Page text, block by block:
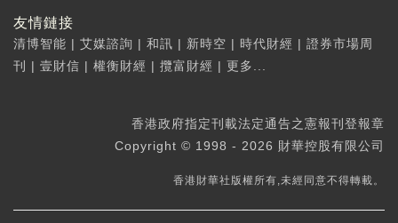
友情鏈接
清博智能 | 艾媒諮詢 | 和訊 | 新時空 | 時代財經 | 證券市場周
刊
| 壹財信 | 權衡財經 | 攬富財經 | 更多...
香港政府指定刊載法定通告之憲報刊登報章
Copyright © 1998 - 2026 財華控股有限公司
香港財華社版權所有,未經同意不得轉載。